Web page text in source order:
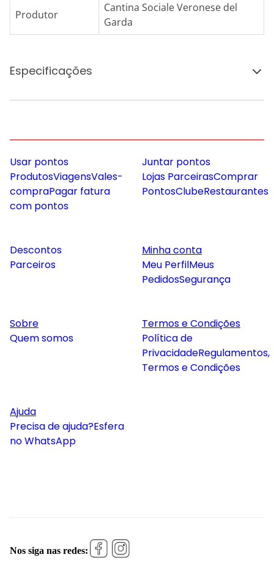
Produtor
Cantina Sociale Veronese del
Garda
Especificações
Usar pontos
ProdutosViagensVales-
compraPagar fatura
com pontos
Juntar pontos
Lojas ParceirasComprar
PontosClubeRestaurantes
Descontos
Parceiros
Minha conta
Meu PerfilMeus
PedidosSegurança
Sobre
Quem somos
Termos e Condições
Política de
PrivacidadeRegulamentos,
Termos e Condições
Ajuda
Precisa de ajuda?Esfera
no WhatsApp
Nos siga nas redes: